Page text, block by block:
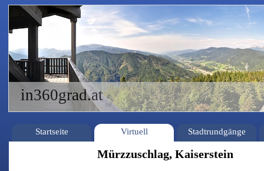
in360grad.at
Startseite Virtuell Stadtrundgänge
Mürzzuschlag, Kaiserstein